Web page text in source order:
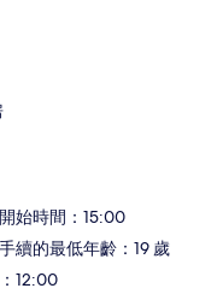
始時間：15:00
續的最低年齡：19 歲
12:00